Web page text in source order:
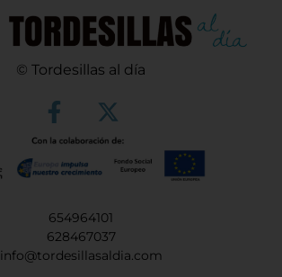
© Tordesillas al día
654964101
628467037
info@tordesillasaldia.com